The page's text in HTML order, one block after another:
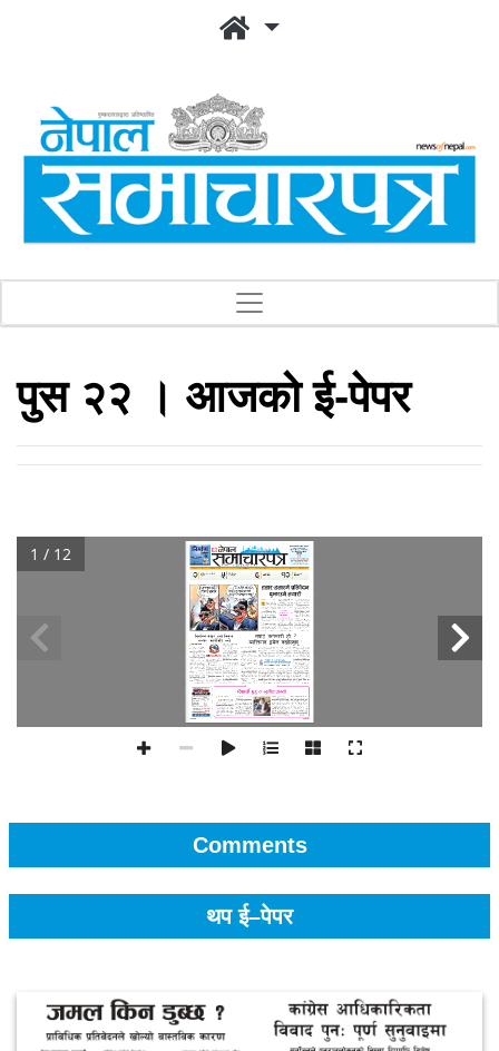
पुस २२ । आजको ई-पेपर
1 / 12
Comments
थप ई–पेपर